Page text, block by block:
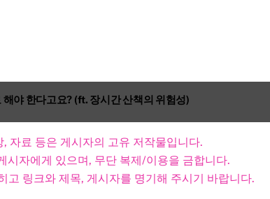
야 한다고요? (ft. 장시간 산책의 위험성)
, 자료 등은 게시자의 고유 저작물입니다.
시자에게 있으며, 무단 복제/이용을 금합니다.
고 링크와 제목, 게시자를 명기해 주시기 바랍니다.​